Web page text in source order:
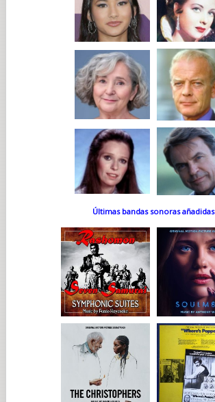
Últimas bandas sonoras añadidas